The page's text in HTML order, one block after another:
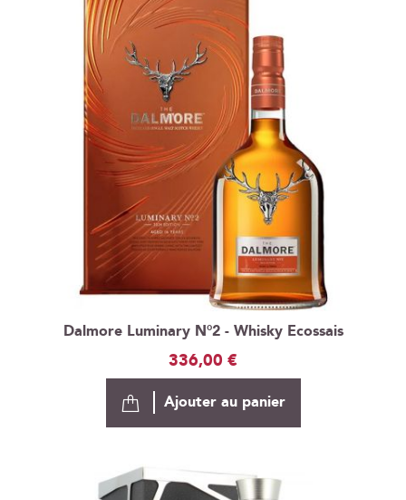
Dalmore Luminary N°2 - Whisky Ecossais
336,00 €
Ajouter au panier